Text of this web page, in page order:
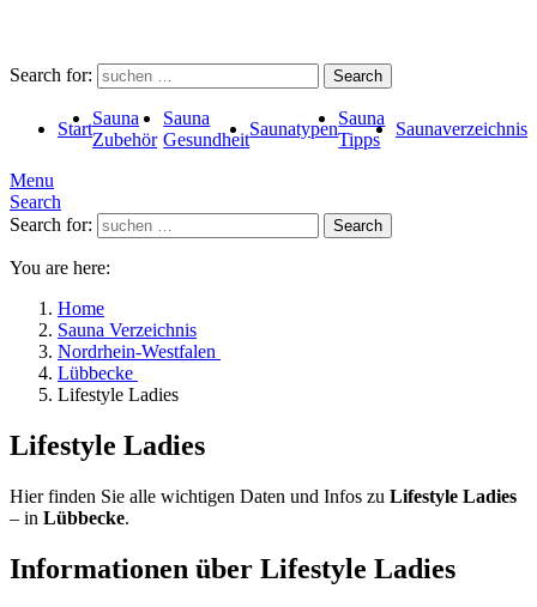
Search for: Search
Start
Sauna
Zubehör
Sauna
Gesundheit
Saunatypen
Sauna
Tipps
Saunaverzeichnis
Menu
Search
Search for:
Search
You are here:
Home
Sauna Verzeichnis
Nordrhein-Westfalen
Lübbecke
Lifestyle Ladies
Lifestyle Ladies
Hier finden Sie alle wichtigen Daten und Infos zu Lifestyle Ladies
– in Lübbecke.
Informationen über Lifestyle Ladies